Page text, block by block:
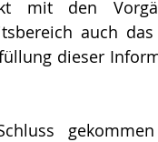
mit den
auch
dieser